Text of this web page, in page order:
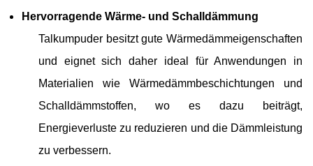
Hervorragende Wärme- und Schalldämmung
Talkumpuder besitzt gute Wärmedämmeigenschaften
und eignet sich daher ideal für Anwendungen in
Materialien wie Wärmedämmbeschichtungen und
Schalldämmstoffen, wo es dazu beiträgt,
Energieverluste zu reduzieren und die Dämmleistung
zu verbessern.